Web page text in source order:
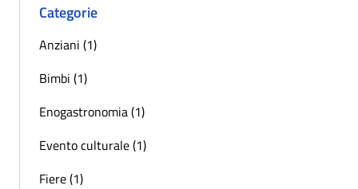
Categorie
Anziani (1)
Bimbi (1)
Enogastronomia (1)
Evento culturale (1)
Fiere (1)